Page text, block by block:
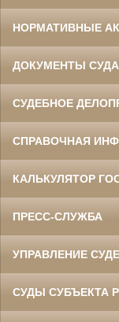
НОРМАТИВНЫЕ
ДОКУМЕНТЫ СУДА
СУДЕБНОЕ
СПРАВОЧНАЯ
КАЛЬКУЛЯТОР
ПРЕСС-СЛУЖБА
УПРАВЛЕНИЕ
СУДЫ СУБЪЕКТА